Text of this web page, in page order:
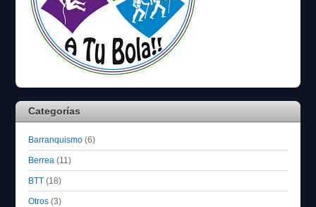
Categorías
Barranquismo (6)
Berrea (11)
BTT (18)
Otros (3)